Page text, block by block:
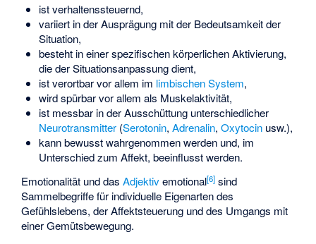
ist verhaltenssteuernd,
variiert in der Ausprägung mit der Bedeutsamkeit der
Situation,
besteht in einer spezifischen körperlichen Aktivierung,
die der Situationsanpassung dient,
ist verortbar vor allem im limbischen System,
wird spürbar vor allem als Muskelaktivität,
ist messbar in der Ausschüttung unterschiedlicher
Neurotransmitter(Serotonin, Adrenalin, Oxytocinusw.),
kann bewusst wahrgenommen werden und, im
Unterschied zum Affekt, beeinflusst werden.
Emotionalität und dasAdjektivemotional[6] sind
Sammelbegriffe für individuelle Eigenarten des
Gefühlslebens, der Affektsteuerung und des Umgangs mit
einer Gemütsbewegung.